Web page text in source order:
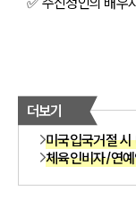
더보기
미국입국거절
체육인비자/연